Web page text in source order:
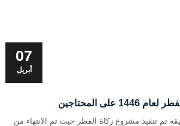
07
أبريل
على المحتاجين
تم تنفيذ مشروع زكاة الفطر حيث تم الانتهاء من